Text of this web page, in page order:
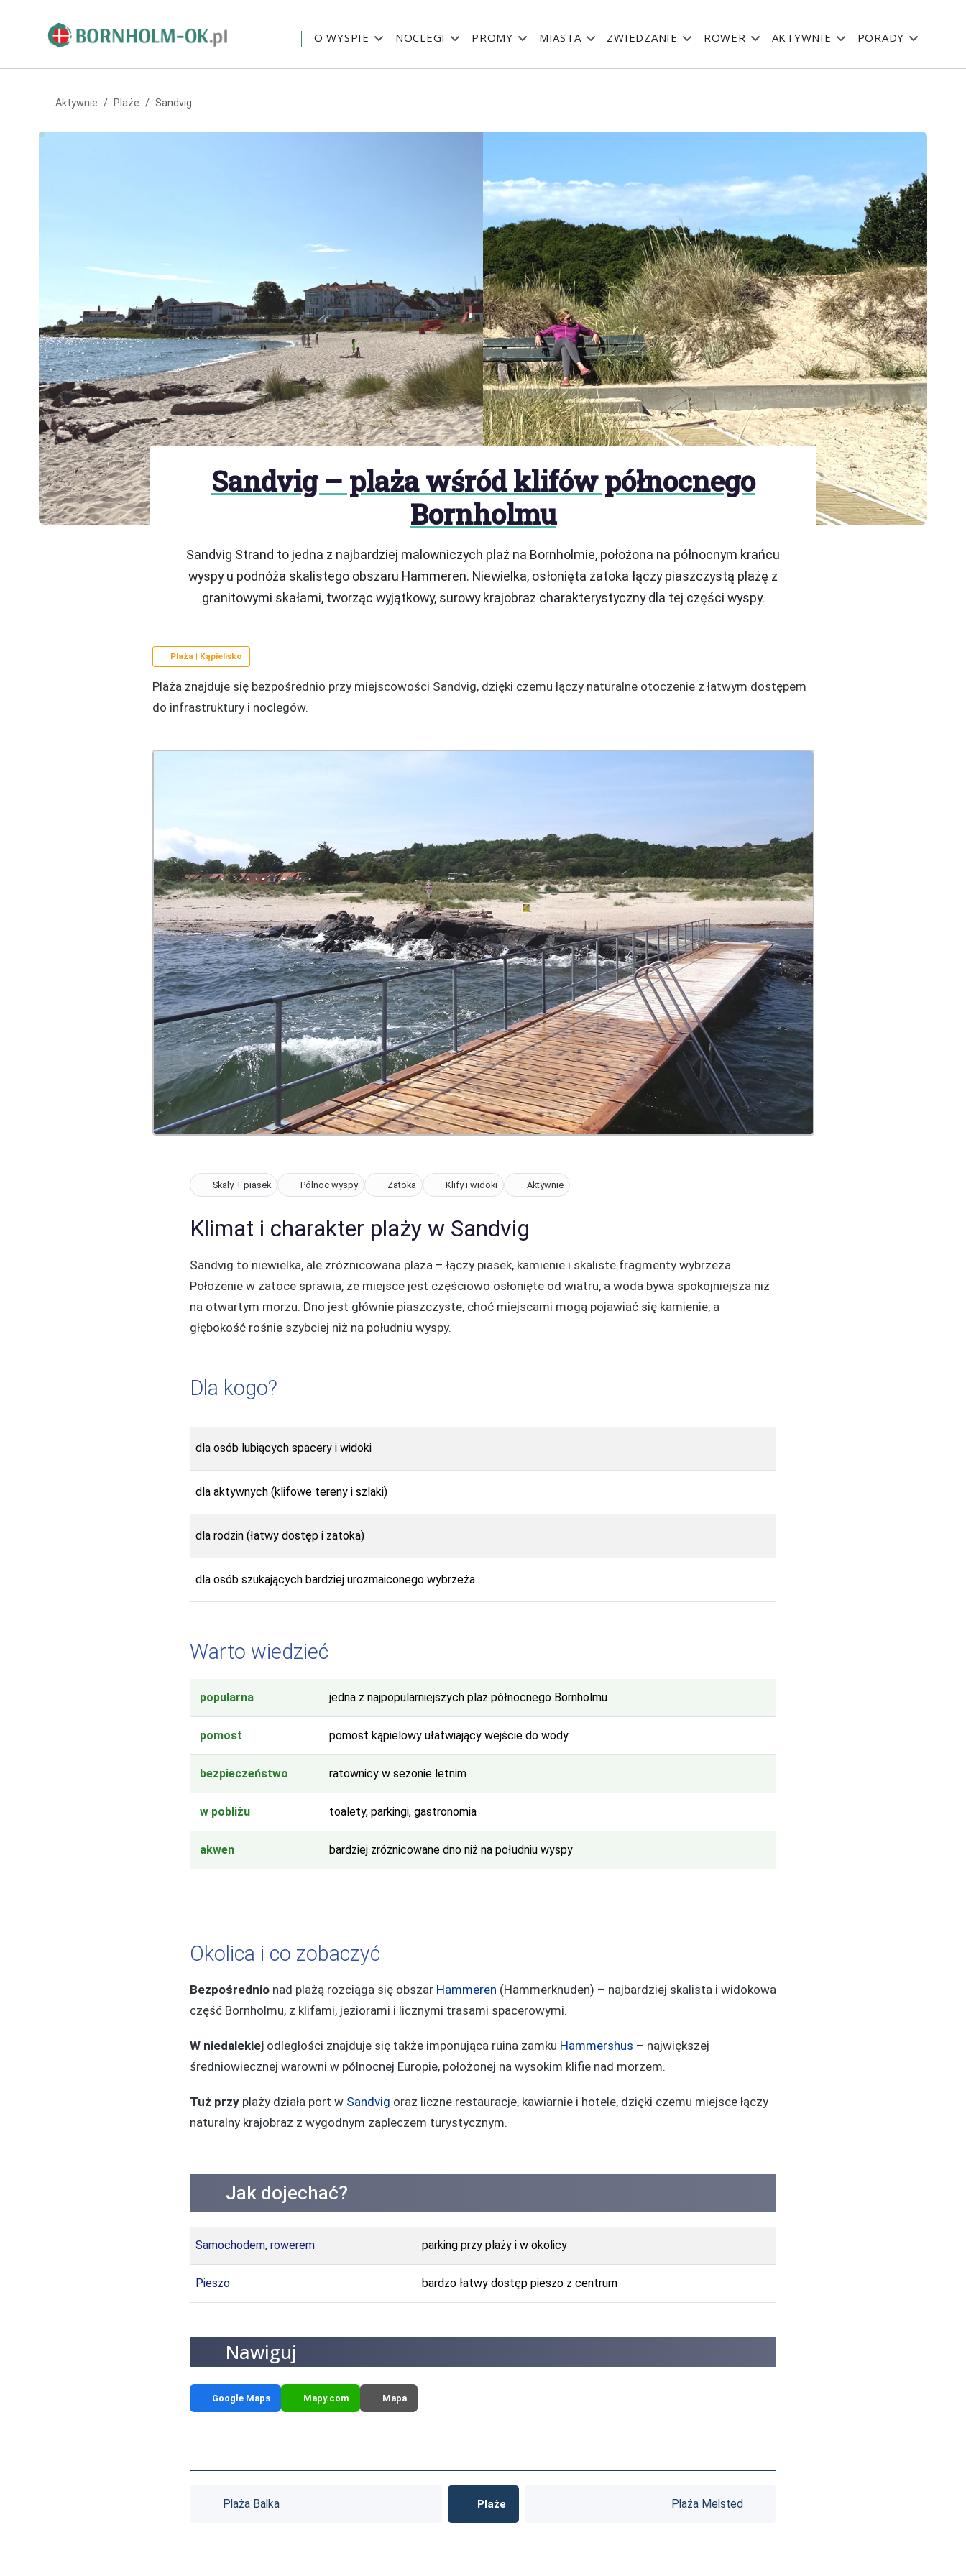
O WYSPIE NOCLEGI PROMY MIASTA ZWIEDZANIE ROWER AKTYWNIE PORADY
Aktywnie Plaże Sandvig
Sandvig – plaża wśród klifów północnego
Bornholmu
Sandvig Strand to jedna z najbardziej malowniczych plaż na Bornholmie, położona na północnym krańcu
wyspy u podnóża skalistego obszaru Hammeren. Niewielka, osłonięta zatoka łączy piaszczystą plażę z
granitowymi skałami, tworząc wyjątkowy, surowy krajobraz charakterystyczny dla tej części wyspy.
Plaża | Kąpielisko
Plaża znajduje się bezpośrednio przy miejscowości Sandvig, dzięki czemu łączy naturalne otoczenie z łatwym dostępem
do infrastruktury i noclegów.
Skały + piasek Północ wyspy Zatoka Klify i widoki Aktywnie
Klimat i charakter plaży w Sandvig
Sandvig to niewielka, ale zróżnicowana plaża – łączy piasek, kamienie i skaliste fragmenty wybrzeża.
Położenie w zatoce sprawia, że miejsce jest częściowo osłonięte od wiatru, a woda bywa spokojniejsza niż
na otwartym morzu. Dno jest głównie piaszczyste, choć miejscami mogą pojawiać się kamienie, a
głębokość rośnie szybciej niż na południu wyspy.
Dla kogo?
dla osób lubiących spacery i widoki
dla aktywnych (klifowe tereny i szlaki)
dla rodzin (łatwy dostęp i zatoka)
dla osób szukających bardziej urozmaiconego wybrzeża
Warto wiedzieć
popularna jedna z najpopularniejszych plaż północnego Bornholmu
pomost pomost kąpielowy ułatwiający wejście do wody
bezpieczeństwo ratownicy w sezonie letnim
w pobliżu toalety, parkingi, gastronomia
akwen bardziej zróżnicowane dno niż na południu wyspy
Okolica i co zobaczyć
Bezpośrednio nad plażą rozciąga się obszar Hammeren (Hammerknuden) – najbardziej skalista i widokowa
część Bornholmu, z klifami, jeziorami i licznymi trasami spacerowymi.
W niedalekiej odległości znajduje się także imponująca ruina zamku Hammershus – największej
średniowiecznej warowni w północnej Europie, położonej na wysokim klifie nad morzem.
Tuż przy plaży działa port w Sandvig oraz liczne restauracje, kawiarnie i hotele, dzięki czemu miejsce łączy
naturalny krajobraz z wygodnym zapleczem turystycznym.
Jak dojechać?
Samochodem, rowerem parking przy plaży i w okolicy
Pieszo bardzo łatwy dostęp pieszo z centrum
Nawiguj
Google Maps Mapy.com Mapa
Plaża Balka Plaże Plaża Melsted